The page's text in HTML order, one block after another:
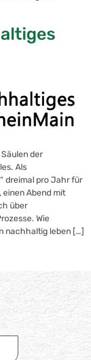
der
Als
dreimal pro Jahr für
Abend mit
über
Wie
nachhaltig leben […]